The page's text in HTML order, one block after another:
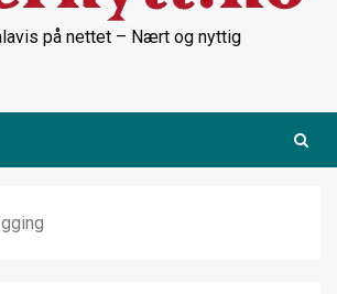
på nettet – Nært og nyttig